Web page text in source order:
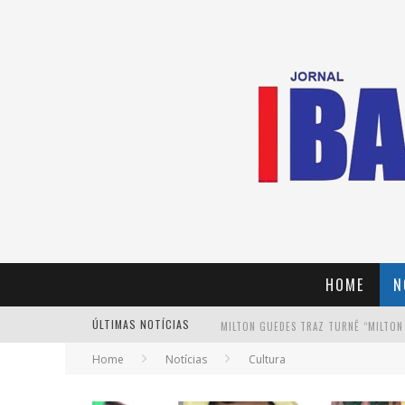
HOME
ÚLTIMAS NOTÍCIAS MILTON GUEDES TRAZ TURNÊ
Home Notícias Cultura